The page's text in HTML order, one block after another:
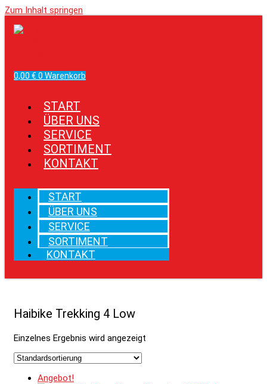
Zum Inhalt springen
0,00 € 0 Warenkorb
START
ÜBER UNS
SERVICE
SORTIMENT
KONTAKT
START
ÜBER UNS
SERVICE
SORTIMENT
KONTAKT
Haibike Trekking 4 Low
Einzelnes Ergebnis wird angezeigt
Angebot!